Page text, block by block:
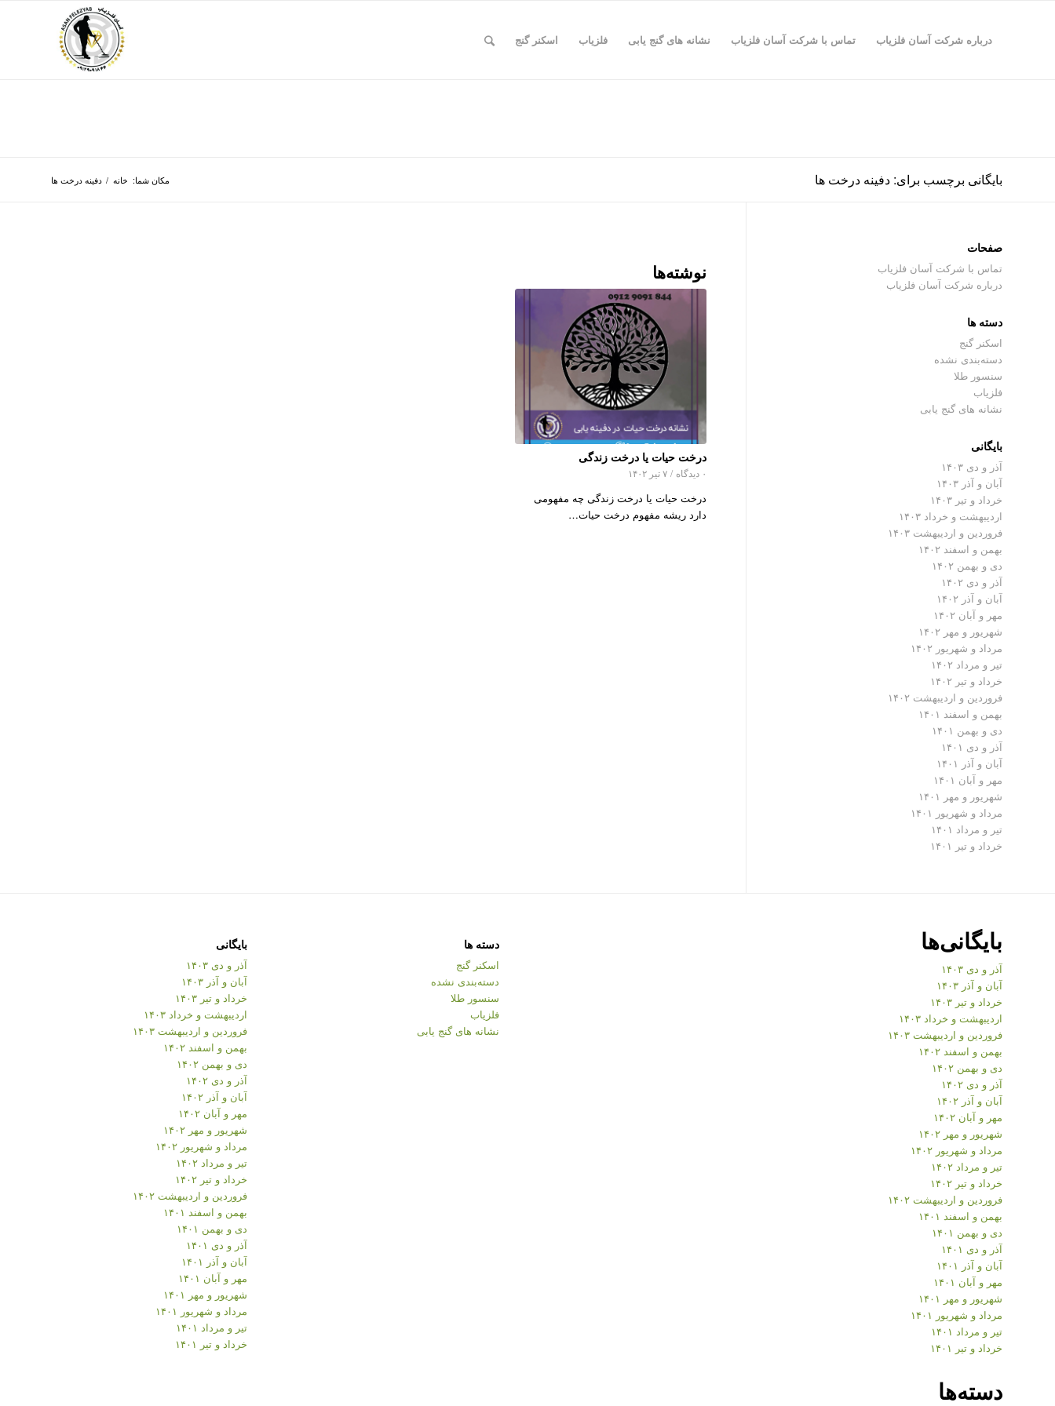
درباره شرکت آسان فلزیاب تماس با شرکت آسان فلزیاب نشانه های گنج یابی فلزیاب اسکنر گنج
بایگانی برچسب برای: دفینه درخت ها مکان شما: خانه / دفینه درخت ها
نوشته‌ها
درخت حیات یا درخت زندگی
۰ دیدگاه / ۷ تیر ۱۴۰۲
درخت حیات یا درخت زندگی چه مفهومی
دارد ریشه مفهوم درخت حیات…
صفحات
تماس با شرکت آسان فلزیاب
درباره شرکت آسان فلزیاب
دسته ها
اسکنر گنج
دسته‌بندی نشده
سنسور طلا
فلزیاب
نشانه های گنج یابی
بایگانی
آذر و دی ۱۴۰۳
آبان و آذر ۱۴۰۳
خرداد و تیر ۱۴۰۳
اردیبهشت و خرداد ۱۴۰۳
فروردین و اردیبهشت ۱۴۰۳
بهمن و اسفند ۱۴۰۲
دی و بهمن ۱۴۰۲
آذر و دی ۱۴۰۲
آبان و آذر ۱۴۰۲
مهر و آبان ۱۴۰۲
شهریور و مهر ۱۴۰۲
مرداد و شهریور ۱۴۰۲
تیر و مرداد ۱۴۰۲
خرداد و تیر ۱۴۰۲
فروردین و اردیبهشت ۱۴۰۲
بهمن و اسفند ۱۴۰۱
دی و بهمن ۱۴۰۱
آذر و دی ۱۴۰۱
آبان و آذر ۱۴۰۱
مهر و آبان ۱۴۰۱
شهریور و مهر ۱۴۰۱
مرداد و شهریور ۱۴۰۱
تیر و مرداد ۱۴۰۱
خرداد و تیر ۱۴۰۱
بایگانی‌ها
آذر و دی ۱۴۰۳
آبان و آذر ۱۴۰۳
خرداد و تیر ۱۴۰۳
اردیبهشت و خرداد ۱۴۰۳
فروردین و اردیبهشت ۱۴۰۳
بهمن و اسفند ۱۴۰۲
دی و بهمن ۱۴۰۲
آذر و دی ۱۴۰۲
آبان و آذر ۱۴۰۲
مهر و آبان ۱۴۰۲
شهریور و مهر ۱۴۰۲
مرداد و شهریور ۱۴۰۲
تیر و مرداد ۱۴۰۲
خرداد و تیر ۱۴۰۲
فروردین و اردیبهشت ۱۴۰۲
بهمن و اسفند ۱۴۰۱
دی و بهمن ۱۴۰۱
آذر و دی ۱۴۰۱
آبان و آذر ۱۴۰۱
مهر و آبان ۱۴۰۱
شهریور و مهر ۱۴۰۱
مرداد و شهریور ۱۴۰۱
تیر و مرداد ۱۴۰۱
خرداد و تیر ۱۴۰۱
دسته‌ها
دسته ها
اسکنر گنج
دسته‌بندی نشده
سنسور طلا
فلزیاب
نشانه های گنج یابی
بایگانی
آذر و دی ۱۴۰۳
آبان و آذر ۱۴۰۳
خرداد و تیر ۱۴۰۳
اردیبهشت و خرداد ۱۴۰۳
فروردین و اردیبهشت ۱۴۰۳
بهمن و اسفند ۱۴۰۲
دی و بهمن ۱۴۰۲
آذر و دی ۱۴۰۲
آبان و آذر ۱۴۰۲
مهر و آبان ۱۴۰۲
شهریور و مهر ۱۴۰۲
مرداد و شهریور ۱۴۰۲
تیر و مرداد ۱۴۰۲
خرداد و تیر ۱۴۰۲
فروردین و اردیبهشت ۱۴۰۲
بهمن و اسفند ۱۴۰۱
دی و بهمن ۱۴۰۱
آذر و دی ۱۴۰۱
آبان و آذر ۱۴۰۱
مهر و آبان ۱۴۰۱
شهریور و مهر ۱۴۰۱
مرداد و شهریور ۱۴۰۱
تیر و مرداد ۱۴۰۱
خرداد و تیر ۱۴۰۱